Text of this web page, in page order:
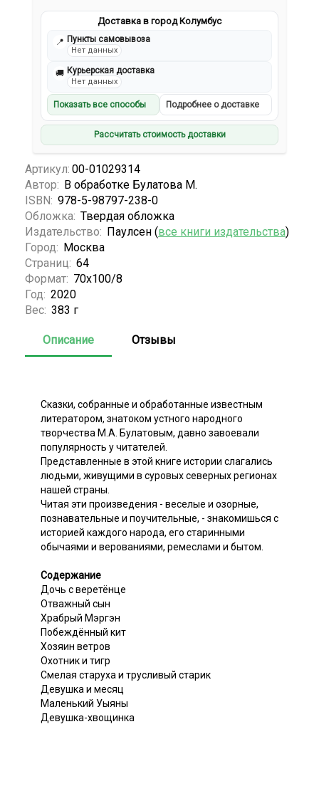
Доставка в город Колумбус
📍 Пункты самовывоза
Нет данных
🚚 Курьерская доставка
Нет данных
Показать все способы Подробнее о доставке
Рассчитать стоимость доставки
Артикул: 00-01029314
Автор: В обработке Булатова М.
ISBN: 978-5-98797-238-0
Обложка: Твердая обложка
Издательство: Паулсен (все книги издательства)
Город: Москва
Страниц: 64
Формат: 70х100/8
Год: 2020
Вес: 383 г
Описание Отзывы
Сказки, собранные и обработанные известным
литератором, знатоком устного народного
творчества М.А. Булатовым, давно завоевали
популярность у читателей.
Представленные в этой книге истории слагались
людьми, живущими в суровых северных регионах
нашей страны.
Читая эти произведения - веселые и озорные,
познавательные и поучительные, - знакомишься с
историей каждого народа, его старинными
обычаями и верованиями, ремеслами и бытом.
Содержание
Дочь с веретёнце
Отважный сын
Храбрый Мэргэн
Побеждённый кит
Хозяин ветров
Охотник и тигp
Смелая старуха и трусливый старик
Девушка и месяц
Маленький Уыяны
Девушка-хвощинка